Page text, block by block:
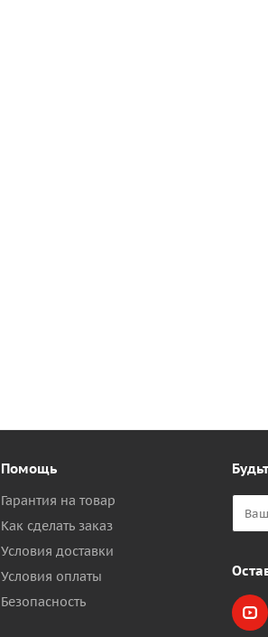
Помощь
Гарантия на товар
Как сделать заказ
Условия доставки
Условия оплаты
Безопасность